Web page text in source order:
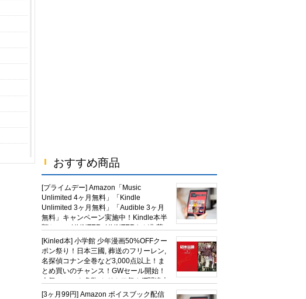
おすすめ商品
[プライムデー] Amazon「Music
Unlimited 4ヶ月無料」「Kindle
Unlimited 3ヶ月無料」「Audible 3ヶ月
無料」キャンペーン実施中！Kindle本半
額セール HUNTER×HUNTERなど集英
社、無職転生,幼女戦記など
KADOKAWA、キャプテン翼100円セー
ルも！
[Kinled本] 小学館 少年漫画50%OFFクー
ポン祭り！日本三國, 葬送のフリーレン,
名探偵コナン全巻など3,000点以上！ま
とめ買いのチャンス！GWセール開始！
人気コミック多数 カドカワ祭やIT関連本
がセールに！
[3ヶ月99円] Amazon ボイスブック配信